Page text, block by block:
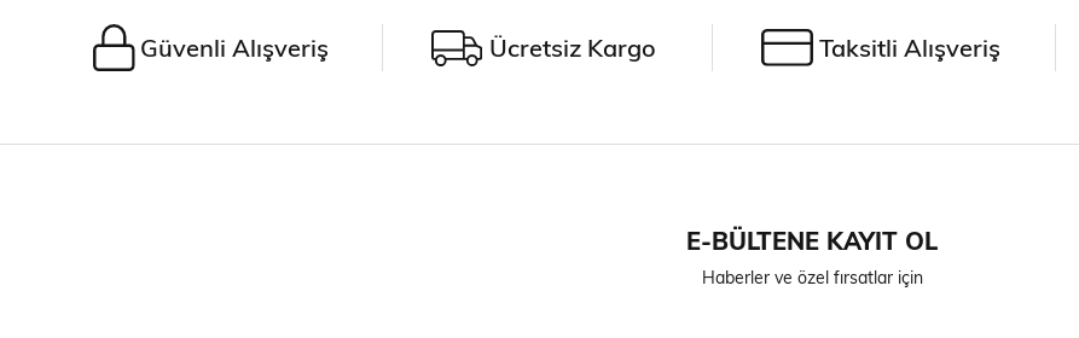
Güvenli Alışveriş Ücretsiz Kargo Taksitli Alışveriş
E-BÜLTENE KAYIT OL
Haberler ve özel fırsatlar için